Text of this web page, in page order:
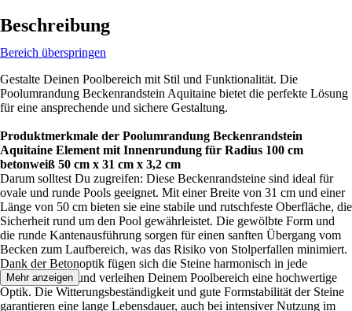
Beschreibung
Bereich überspringen
Gestalte Deinen Poolbereich mit Stil und Funktionalität. Die
Poolumrandung Beckenrandstein Aquitaine bietet die perfekte Lösung
für eine ansprechende und sichere Gestaltung.
Produktmerkmale der Poolumrandung Beckenrandstein
Aquitaine Element mit Innenrundung für Radius 100 cm
betonweiß 50 cm x 31 cm x 3,2 cm
Darum solltest Du zugreifen: Diese Beckenrandsteine sind ideal für
ovale und runde Pools geeignet. Mit einer Breite von 31 cm und einer
Länge von 50 cm bieten sie eine stabile und rutschfeste Oberfläche, die
Sicherheit rund um den Pool gewährleistet. Die gewölbte Form und
die runde Kantenausführung sorgen für einen sanften Übergang vom
Becken zum Laufbereich, was das Risiko von Stolperfallen minimiert.
Dank der Betonoptik fügen sich die Steine harmonisch in jede
Umgebung ein und verleihen Deinem Poolbereich eine hochwertige
Optik. Die Witterungsbeständigkeit und gute Formstabilität der Steine
garantieren eine lange Lebensdauer, auch bei intensiver Nutzung im
Mehr anzeigen